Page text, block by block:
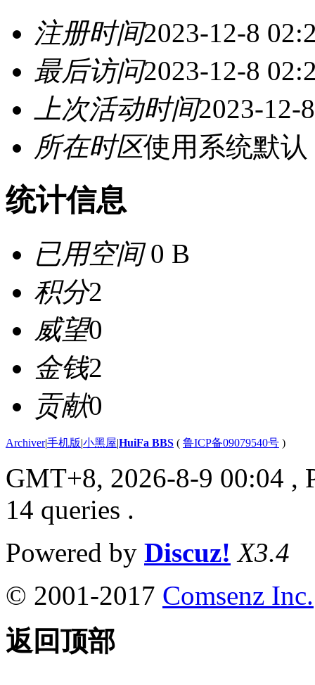
注册时间2023-12-8
最后访问2023-12-8
上次活动时间2023-12-
所在时区使用系统默认
统计信息
已用空间0 B
积分2
威望0
金钱2
贡献0
Archiver|手机版|小黑屋|HuiFa BBS ( 鲁ICP备09079540号 )
GMT+8, 2026-8-9 00:04 ,
14 queries .
Powered by Discuz! X3.4
© 2001-2017 Comsenz Inc.
返回顶部